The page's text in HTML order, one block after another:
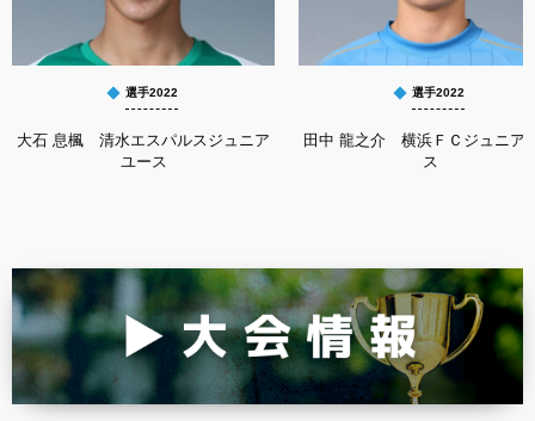
選手2022
大石 息楓 清水エスパルスジュニア
ユース
選手2022
田中 龍之介 横浜ＦＣジュニア
ス